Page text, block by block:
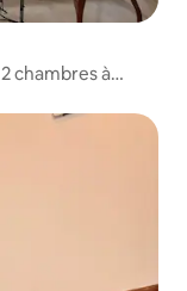
chambres à